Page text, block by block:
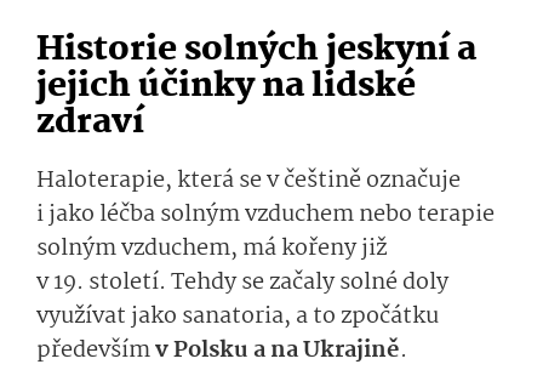
Historie solných jeskyní a
jejich účinky na lidské
zdraví
Haloterapie, která se v češtině označuje
i jako léčba solným vzduchem nebo terapie
solným vzduchem, má kořeny již
v 19. století. Tehdy se začaly solné doly
využívat jako sanatoria, a to zpočátku
předevšímv Polsku a na Ukrajině.